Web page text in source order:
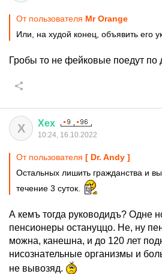
От пользователя Мr Orange
Или, на худой конец, объявить его
Гробы то не фейковые поедут по
Х Хех
10:24, 16.10.2022
От пользователя [ Dr. Andy ]
Остальных лишить гражданства и
течение 3 суток.
А кемъ тогда руководидъ? Одне
пенсионеры остануццо. Не, ну
можна, канешна, и до 120 лет
нисознательные организмы и
не вывозяд.